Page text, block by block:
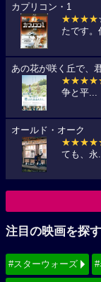
カプリコン・1
★★★★
たです。
あの花が咲く丘で、
争と平...
オールド・オーク
ても、永
注目の映画を探す
#スターウォーズ